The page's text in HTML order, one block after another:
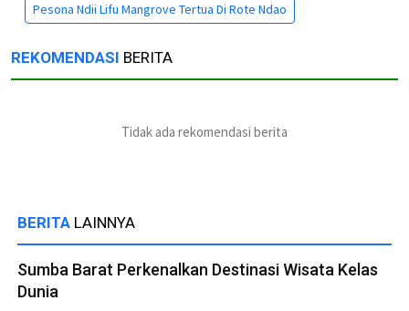
Pesona Ndii Lifu Mangrove Tertua Di Rote Ndao
REKOMENDASI BERITA
Tidak ada rekomendasi berita
BERITA LAINNYA
Sumba Barat Perkenalkan Destinasi Wisata Kelas
Dunia